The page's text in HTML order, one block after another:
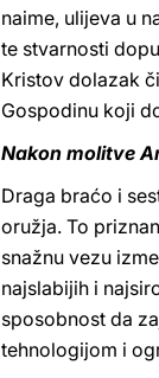
naime, ulijeva u
te stvarnosti
Kristov dolazak
Gospodinu koji
Nakon molitve
Draga braćo i
oružja. To
snažnu vezu
najslabijih i
sposobnost da
tehnologijom i